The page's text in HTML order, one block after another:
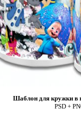
Шаблон для кружки
PSD +